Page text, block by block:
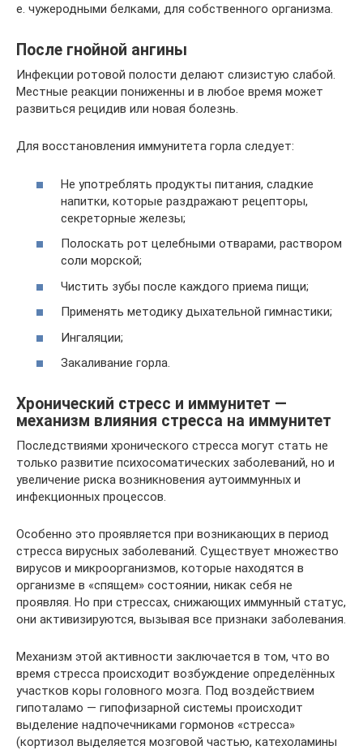
е. чужеродными белками, для собственного организма.
После гнойной ангины
Инфекции ротовой полости делают слизистую слабой.
Местные реакции пониженны и в любое время может
развиться рецидив или новая болезнь.
Для восстановления иммунитета горла следует:
Не употреблять продукты питания, сладкие
напитки, которые раздражают рецепторы,
секреторные железы;
Полоскать рот целебными отварами, раствором
соли морской;
Чистить зубы после каждого приема пищи;
Применять методику дыхательной гимнастики;
Ингаляции;
Закаливание горла.
Хронический стресс и иммунитет —
механизм влияния стресса на иммунитет
Последствиями хронического стресса могут стать не
только развитие психосоматических заболеваний, но и
увеличение риска возникновения аутоиммунных и
инфекционных процессов.
Особенно это проявляется при возникающих в период
стресса вирусных заболеваний. Существует множество
вирусов и микроорганизмов, которые находятся в
организме в «спящем» состоянии, никак себя не
проявляя. Но при стрессах, снижающих иммунный статус,
они активизируются, вызывая все признаки заболевания.
Механизм этой активности заключается в том, что во
время стресса происходит возбуждение определённых
участков коры головного мозга. Под воздействием
гипоталамо — гипофизарной системы происходит
выделение надпочечниками гормонов «стресса»
(кортизол выделяется мозговой частью, катехоламины